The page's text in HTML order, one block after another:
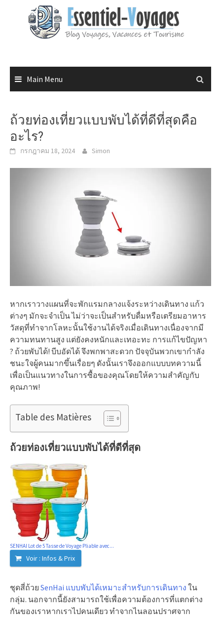
Main Menu
ถ้วยท่องเที่ยวแบบพับได้ที่ดีที่สุดคือ
อะไร?
กรกฎาคม 18, 2024 Simon
หากเราวางแผนที่จะพักแรมกลางแจ้งระหว่างเดินทาง แก้ว
ต่างๆ มักจะจำเป็น ไม่ว่าจะเป็นสำหรับดื่มหรือเตรียมอาหาร
วัสดุที่ทำจากโลหะนั้นใช้งานได้จริงเมื่อเดินทางเนื่องจากมี
ความทนทานสูง แต่ยังคงหนักและเทอะทะ การแก้ไขปัญหา
? ถ้วยพับได้! บีบอัดได้ จึงพกพาสะดวก ปัจจุบันพวกเขากำลัง
ชนะใจผู้คนมากขึ้นเรื่อยๆ ดังนั้นเราจึงออกแบบบทความนี้
เพื่อเป็นแนวทางในการซื้อของคุณโดยให้ความสำคัญกับ
คุณภาพ!
Table des Matières
ถ้วยท่องเที่ยวแบบพับได้ที่ดีที่สุด
SENHAI Lot de 5 Tasse de Voyage Pliable avec...
Voir : Infos & Prix
ชุดสี่ถ้วย SenHai แบบพับได้เหมาะสำหรับการเดินทาง ใน
กลุ่ม. นอกจากนี้ยังสามารถใช้เพื่อความต้องการที่แตกต่าง
กันของเราหากเราไปคนเดียว ทำจากไนลอนปราศจาก